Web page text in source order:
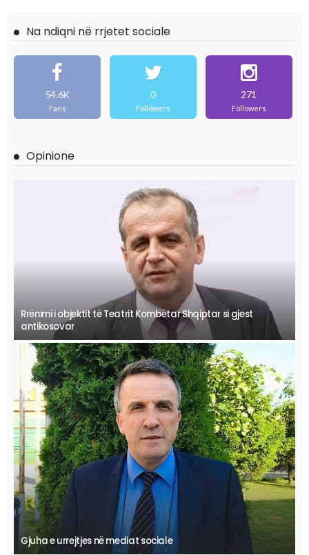
Na ndiqni në rrjetet sociale
54.6K
Fans
0
Followers
271
Followers
Opinione
Rrënimi i objektit të Teatrit Kombëtar Shqiptar si gjest
antikosovar
Gjuha e urrejtjes në mediat sociale